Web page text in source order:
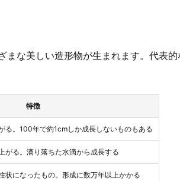
な美しい造形物が生まれます。代表
特徴
る。100年で約1cmしか成長しないものもある
がる。滴り落ちた水滴から成長する
状になったもの。形成に数万年以上かかる